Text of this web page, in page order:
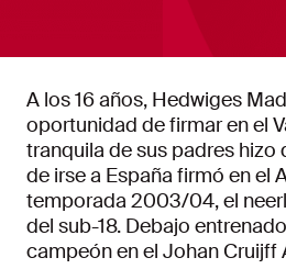
A los 16 años, Hedwiges
oportunidad de firmar en el
tranquila de sus padres hizo
de irse a España firmó en el
temporada 2003/04, el
del sub-18. Debajo
campeón en el Johan Cruijff